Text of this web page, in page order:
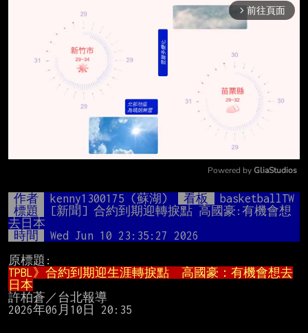
arrow_forward_ios 前往頁面
Mute
Powered by GliaStudios
作者 kenny1300175 (蘇湖) 看板
basketballTW
標題
[新聞] 合約到期迎轉捩點 高國豪:有機會想
去日本
時間
Wed Jun 10 23:35:27 2026
TPBL》合約到期迎生涯轉捩點　高國豪：有機會想去
日本
許柏蒼／台北報導
2026年06月10日 20:35